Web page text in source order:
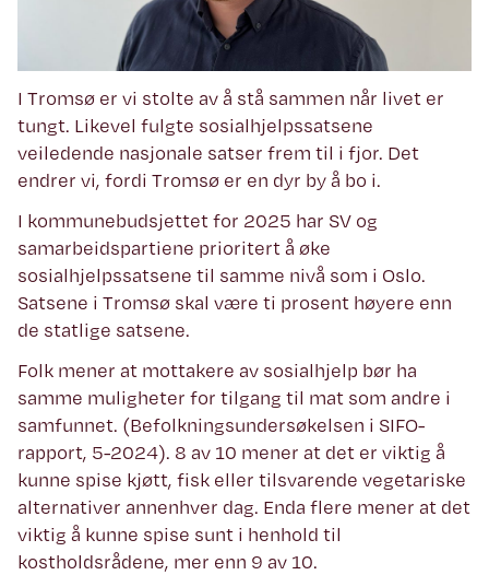
I Tromsø er vi stolte av å stå sammen når livet er
tungt. Likevel fulgte sosialhjelpssatsene
veiledende nasjonale satser frem til i fjor. Det
endrer vi, fordi Tromsø er en dyr by å bo i.
I kommunebudsjettet for 2025 har SV og
samarbeidspartiene prioritert å øke
sosialhjelpssatsene til samme nivå som i Oslo.
Satsene i Tromsø skal være ti prosent høyere enn
de statlige satsene.
Folk mener at mottakere av sosialhjelp bør ha
samme muligheter for tilgang til mat som andre i
samfunnet. (Befolkningsundersøkelsen i SIFO-
rapport, 5-2024). 8 av 10 mener at det er viktig å
kunne spise kjøtt, fisk eller tilsvarende vegetariske
alternativer annenhver dag. Enda flere mener at det
viktig å kunne spise sunt i henhold til
kostholdsrådene, mer enn 9 av 10.